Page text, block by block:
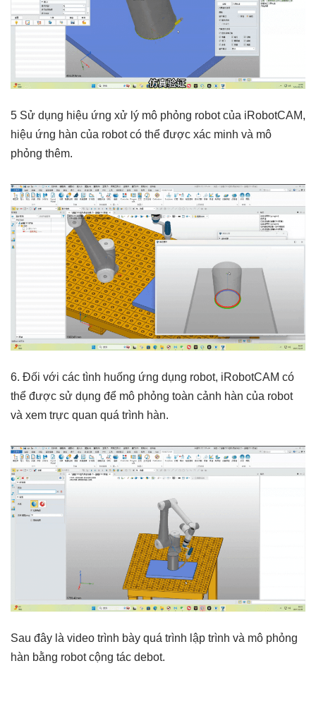
5 Sử dụng hiệu ứng xử lý mô phỏng robot của iRobotCAM,
hiệu ứng hàn của robot có thể được xác minh và mô
phỏng thêm.
6. Đối với các tình huống ứng dụng robot, iRobotCAM có
thể được sử dụng để mô phỏng toàn cảnh hàn của robot
và xem trực quan quá trình hàn.
Sau đây là video trình bày quá trình lập trình và mô phỏng
hàn bằng robot cộng tác debot.